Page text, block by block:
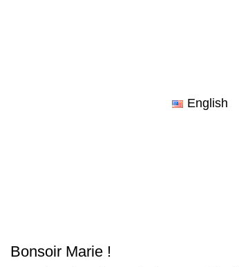
English
Bonsoir Marie !